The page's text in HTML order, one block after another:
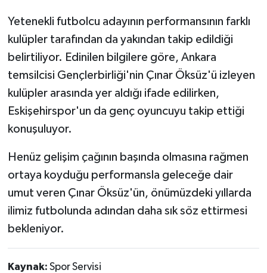
Yetenekli futbolcu adayının performansının farklı
kulüpler tarafından da yakından takip edildiği
belirtiliyor. Edinilen bilgilere göre, Ankara
temsilcisi Gençlerbirliği'nin Çınar Öksüz'ü izleyen
kulüpler arasında yer aldığı ifade edilirken,
Eskişehirspor'un da genç oyuncuyu takip ettiği
konuşuluyor.
Henüz gelişim çağının başında olmasına rağmen
ortaya koyduğu performansla geleceğe dair
umut veren Çınar Öksüz'ün, önümüzdeki yıllarda
ilimiz futbolunda adından daha sık söz ettirmesi
bekleniyor.
Kaynak: Spor Servisi